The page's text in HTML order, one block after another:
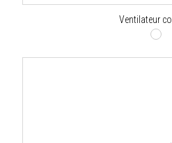
Ventilateur